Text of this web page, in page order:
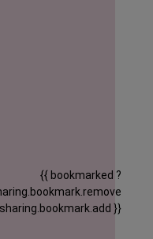
{{ bookmarked ?
}}